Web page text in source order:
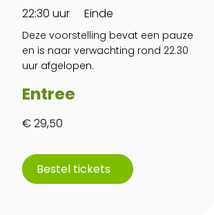
22:30 uur
Einde
Deze voorstelling bevat een pauze
en is naar verwachting rond 22.30
uur afgelopen.
Entree
€ 29,50
Bestel tickets